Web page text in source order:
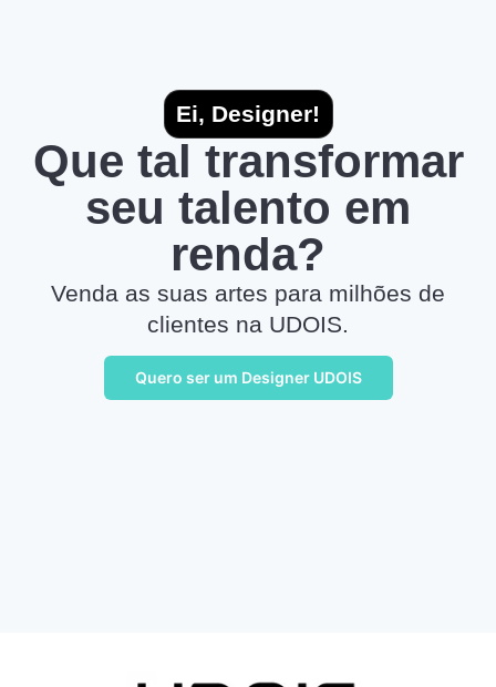
Ei, Designer!
Que tal transformar
seu talento em
renda?
Venda as suas artes para milhões de
clientes na UDOIS.
Quero ser um Designer UDOIS